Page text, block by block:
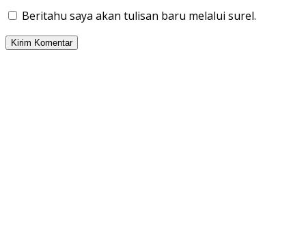
Beritahu saya akan tulisan baru melalui surel.